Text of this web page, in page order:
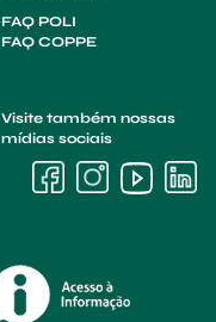
FAQ POLI
FAQ COPPE
Visite também nossas
mídias sociais